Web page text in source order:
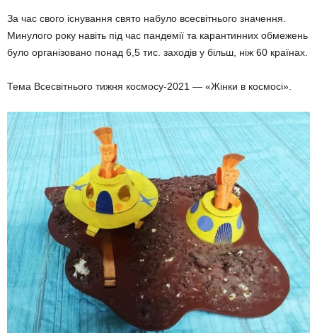
За час свого існування свято набуло всесвітнього значення.
Минулого року навіть під час пандемії та карантинних обмежень
було організовано понад 6,5 тис. заходів у більш, ніж 60 країнах.
Тема Всесвітнього тижня космосу-2021 — «Жінки в космосі».